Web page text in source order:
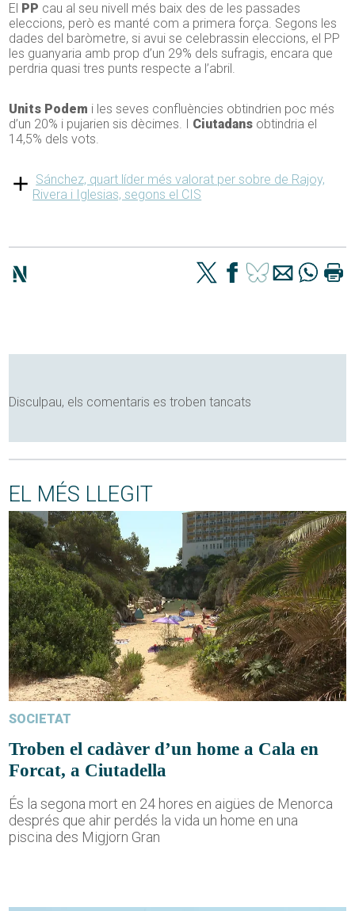
El PP cau al seu nivell més baix des de les passades
eleccions, però es manté com a primera força. Segons les
dades del baròmetre, si avui se celebrassin eleccions, el PP
les guanyaria amb prop d’un 29% dels sufragis, encara que
perdria quasi tres punts respecte a l’abril.
Units Podem i les seves confluències obtindrien poc més
d’un 20% i pujarien sis dècimes. I Ciutadans obtindria el
14,5% dels vots.
Sánchez, quart líder més valorat per sobre de Rajoy,
Rivera i Iglesias, segons el CIS
Disculpau, els comentaris es troben tancats
EL MÉS LLEGIT
SOCIETAT
Troben el cadàver d’un home a Cala en
Forcat, a Ciutadella
És la segona mort en 24 hores en aigües de Menorca
després que ahir perdés la vida un home en una
piscina des Migjorn Gran